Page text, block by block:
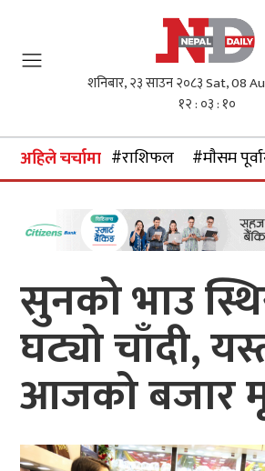
शनिबार, २३ साउन २०८३Sat, 08
१२ : ०३ : ११
अहिले चर्चामा #राशिफल #माैसम
सुनको भाउ
घट्यो चाँदी,
आजको बजार